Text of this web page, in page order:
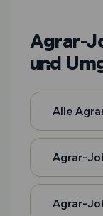
Agrar-
und
Alle
Agrar-
Agrar-